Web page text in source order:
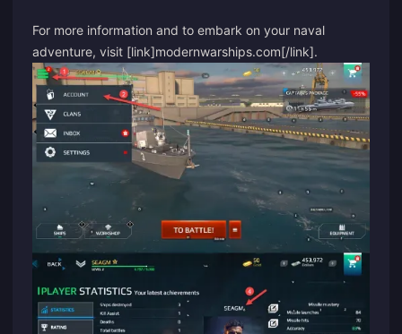
For more information and to embark on your naval
adventure, visit [link]modernwarships.com[/link].